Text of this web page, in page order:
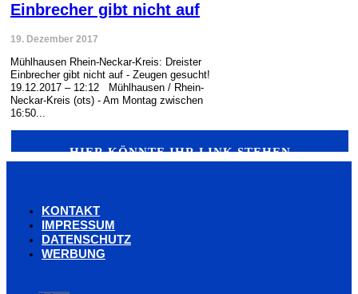
Einbrecher gibt nicht auf
19. Dezember 2017
Mühlhausen Rhein-Neckar-Kreis: Dreister
Einbrecher gibt nicht auf - Zeugen gesucht!
19.12.2017 – 12:12 Mühlhausen / Rhein-
Neckar-Kreis (ots) - Am Montag zwischen
16:50...
HIER KÖNNTE IHR LINK STEHEN
KONTAKT
IMPRESSUM
DATENSCHUTZ
WERBUNG